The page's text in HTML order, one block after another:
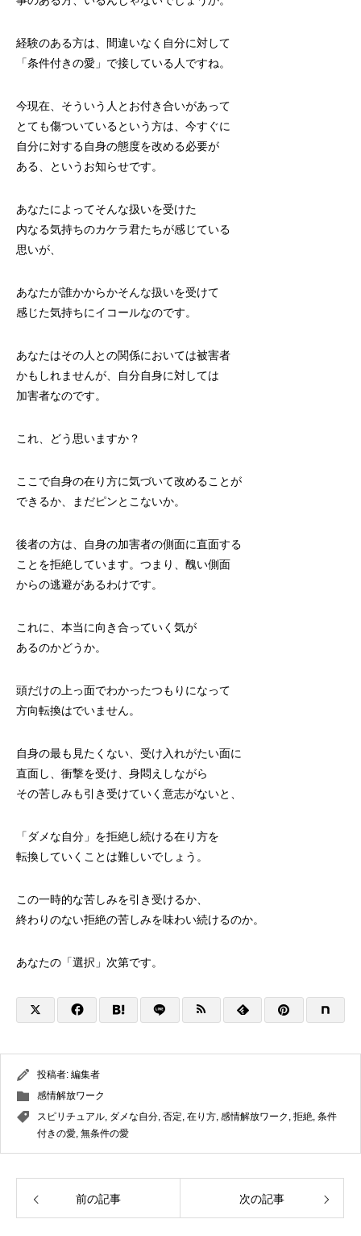
経験のある方は、間違いなく自分に対して
「条件付きの愛」で接している人ですね。
今現在、そういう人とお付き合いがあって
とても傷ついているという方は、今すぐに
自分に対する自身の態度を改める必要が
ある、というお知らせです。
あなたによってそんな扱いを受けた
内なる気持ちのカケラ君たちが感じている
思いが、
あなたが誰かからかそんな扱いを受けて
感じた気持ちにイコールなのです。
あなたはその人との関係においては被害者
かもしれませんが、自分自身に対しては
加害者なのです。
これ、どう思いますか？
ここで自身の在り方に気づいて改めることが
できるか、まだピンとこないか。
後者の方は、自身の加害者の側面に直面する
ことを拒絶しています。つまり、醜い側面
からの逃避があるわけです。
これに、本当に向き合っていく気が
あるのかどうか。
頭だけの上っ面でわかったつもりになって
方向転換はでいません。
自身の最も見たくない、受け入れがたい面に
直面し、衝撃を受け、身悶えしながら
その苦しみも引き受けていく意志がないと、
「ダメな自分」を拒絶し続ける在り方を
転換していくことは難しいでしょう。
この一時的な苦しみを引き受けるか、
終わりのない拒絶の苦しみを味わい続けるのか。
あなたの「選択」次第です。
投稿者: 編集者
感情解放ワーク
スピリチュアル, ダメな自分, 否定, 在り方, 感情解放ワーク , 拒絶, 条件
付きの愛, 無条件の愛
前の記事 次の記事